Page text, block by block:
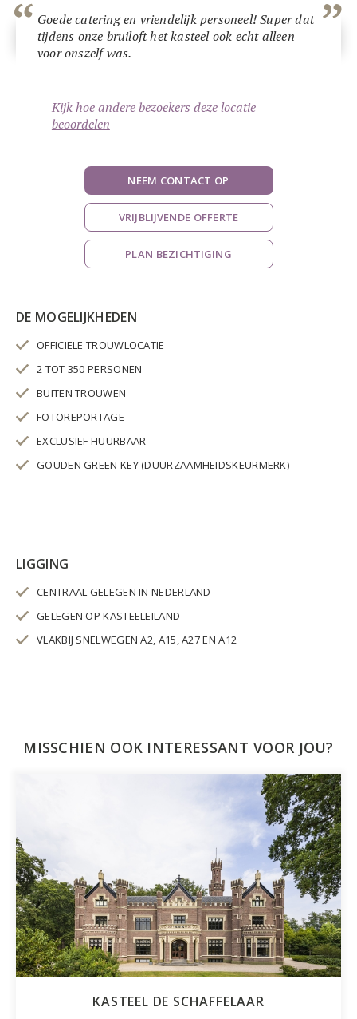
Goede catering en vriendelijk personeel! Super dat
tijdens onze bruiloft het kasteel ook echt alleen
voor onszelf was.
Kijk hoe andere bezoekers deze locatie
beoordelen
NEEM CONTACT OP
VRIJBLIJVENDE OFFERTE
PLAN BEZICHTIGING
DE MOGELIJKHEDEN
OFFICIELE TROUWLOCATIE
2 TOT 350 PERSONEN
BUITEN TROUWEN
FOTOREPORTAGE
EXCLUSIEF HUURBAAR
GOUDEN GREEN KEY (DUURZAAMHEIDSKEURMERK)
LIGGING
CENTRAAL GELEGEN IN NEDERLAND
GELEGEN OP KASTEELEILAND
VLAKBIJ SNELWEGEN A2, A15, A27 EN A12
MISSCHIEN OOK INTERESSANT VOOR JOU?
KASTEEL DE SCHAFFELAAR